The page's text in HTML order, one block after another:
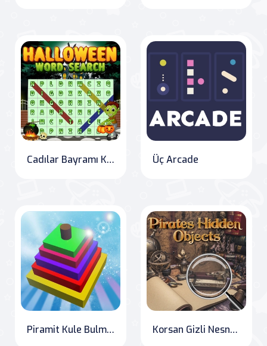
Cadılar Bayramı Kelime Araması Üç Arcade
Piramit Kule Bulmacası Korsan Gizli Nesneler